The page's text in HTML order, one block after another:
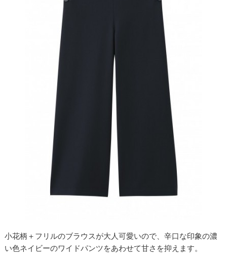
小花柄＋フリルのブラウスが大人可愛いので、辛口な印象の濃
い色ネイビーのワイドパンツをあわせて甘さを抑えます。